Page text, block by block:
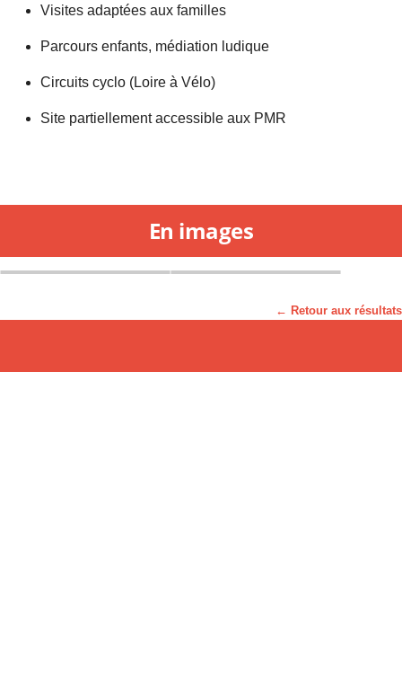
Visites adaptées aux familles
Parcours enfants, médiation ludique
Circuits cyclo (Loire à Vélo)
Site partiellement accessible aux PMR
En images
← Retour aux résultats